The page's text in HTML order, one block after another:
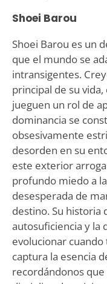
Shoei Barou
Shoei Barou es un
que el mundo se
intransigentes.
principal de su
jueguen un rol de
dominancia se
obsesivamente
desorden en su
este exterior
profundo miedo a
desesperada de
destino. Su historia
autosuficiencia y la
evolucionar
captura la esencia
recordándonos